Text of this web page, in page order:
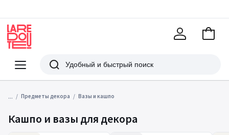
Меню
Redoute
Поиск
В
... Предметы декора Вазы и кашпо
Кашпо и вазы для декора